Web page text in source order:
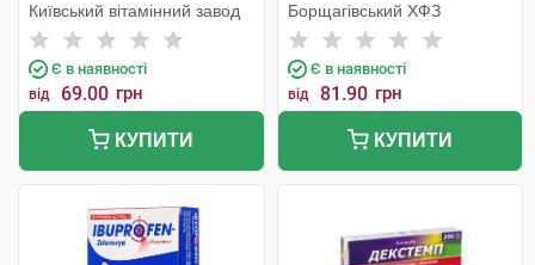
Київський вітамінний завод
Є в наявності
від 69.00 грн
КУПИТИ
Борщагівський ХФЗ
Є в наявності
від 81.90 грн
КУПИТИ